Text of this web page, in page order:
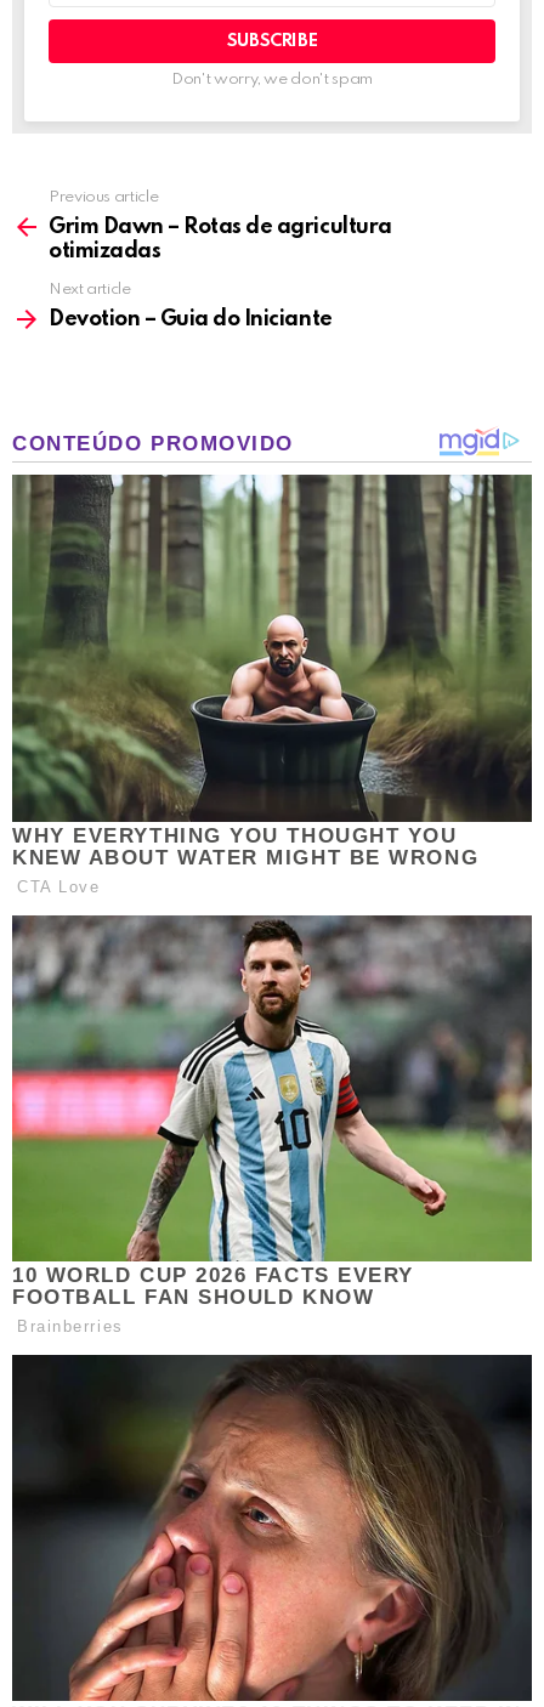
Don't worry, we don't spam
more
Previous article
Grim Dawn – Rotas de agricultura
otimizadas
Next article
Devotion – Guia do Iniciante